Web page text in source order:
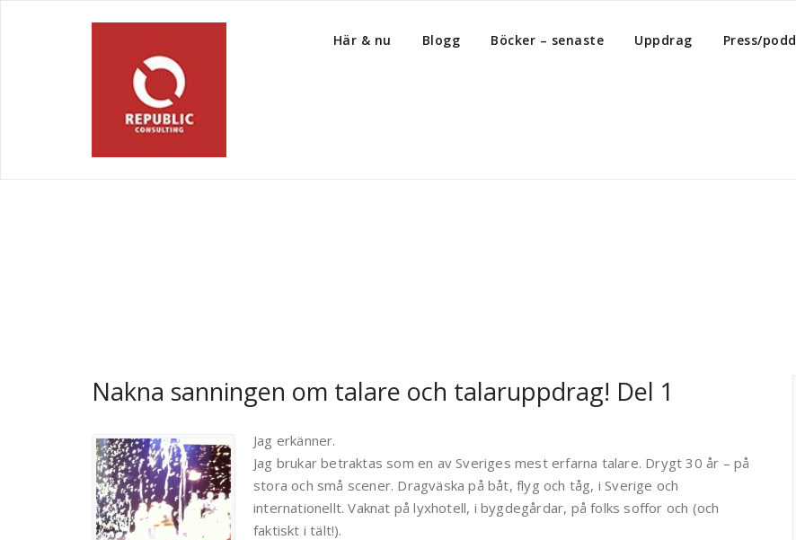
Här & nu Blogg Böcker – senaste Uppdrag Press/podd
Nakna sanningen om talare och talaruppdrag! Del 1
Jag erkänner.
Jag brukar betraktas som en av Sveriges mest erfarna talare. Drygt 30 år – på
stora och små scener. Dragväska på båt, flyg och tåg, i Sverige och
internationellt. Vaknat på lyxhotell, i bygdegårdar, på folks soffor och (och
faktiskt i tält!).